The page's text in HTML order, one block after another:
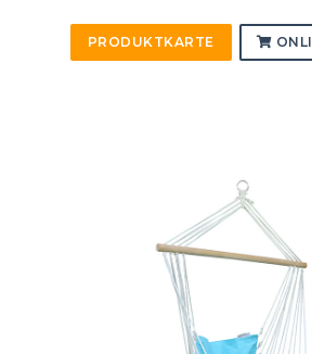
PRODUKTKARTE